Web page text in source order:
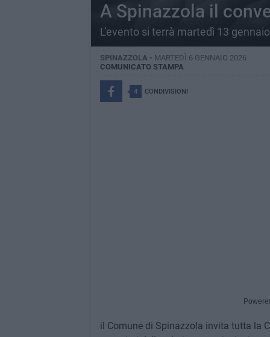
A Spinazzola il
L’evento si terrà martedì 13 gennaio
SPINAZZOLA - MARTEDÌ 6 GENNAIO 2026
COMUNICATO STAMPA
4 CONDIVISIONI
il Comune di Spinazzola invita tutta la